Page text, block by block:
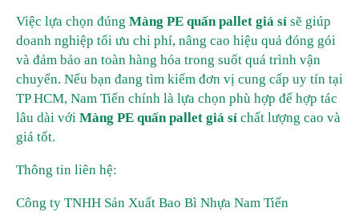
Việc lựa chọn đúng Màng PE quấn pallet giá sỉ sẽ giúp
doanh nghiệp tối ưu chi phí, nâng cao hiệu quả đóng gói
và đảm bảo an toàn hàng hóa trong suốt quá trình vận
chuyển. Nếu bạn đang tìm kiếm đơn vị cung cấp uy tín tại
TP HCM, Nam Tiến chính là lựa chọn phù hợp để hợp tác
lâu dài với Màng PE quấn pallet giá sỉ chất lượng cao và
giá tốt.
Thông tin liên hệ:
Công ty TNHH Sản Xuất Bao Bì Nhựa Nam Tiến